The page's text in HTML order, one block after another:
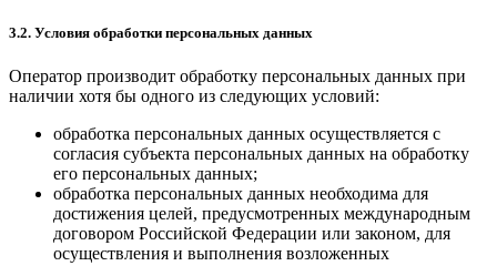
3.2. Условия обработки персональных данных
Оператор производит обработку персональных данных при
наличии хотя бы одного из следующих условий:
обработка персональных данных осуществляется с
согласия субъекта персональных данных на обработку
его персональных данных;
обработка персональных данных необходима для
достижения целей, предусмотренных международным
договором Российской Федерации или законом, для
осуществления и выполнения возложенных